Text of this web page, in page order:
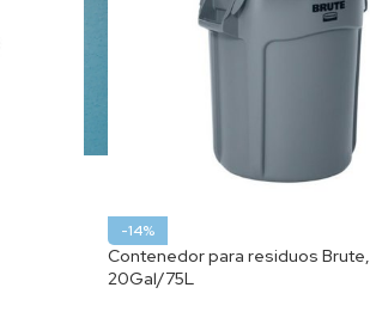
-14%
Contenedor para residuos Brute,
20Gal/75L